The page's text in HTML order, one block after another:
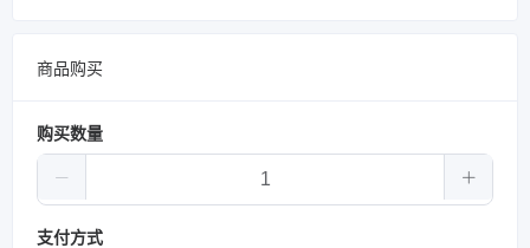
商品购买
购买数量
支付方式